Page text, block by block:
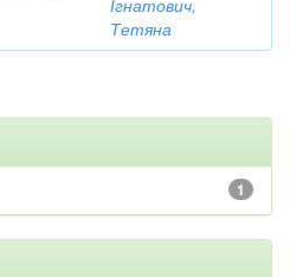
Ігнатович,
Тетяна
1